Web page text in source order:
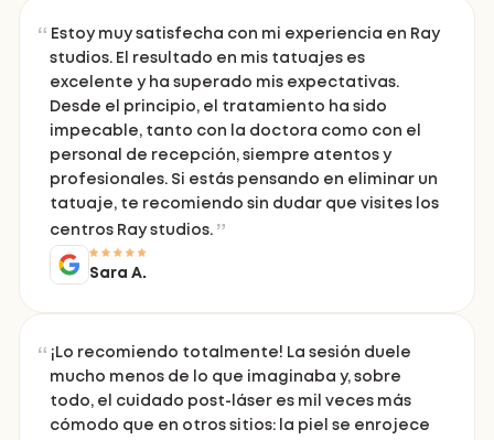
Estoy muy satisfecha con mi experiencia en Ray
studios. El resultado en mis tatuajes es
excelente y ha superado mis expectativas.
Desde el principio, el tratamiento ha sido
impecable, tanto con la doctora como con el
personal de recepción, siempre atentos y
profesionales. Si estás pensando en eliminar un
tatuaje, te recomiendo sin dudar que visites los
centros Ray studios.
Sara A.
¡Lo recomiendo totalmente! La sesión duele
mucho menos de lo que imaginaba y, sobre
todo, el cuidado post-láser es mil veces más
cómodo que en otros sitios: la piel se enrojece